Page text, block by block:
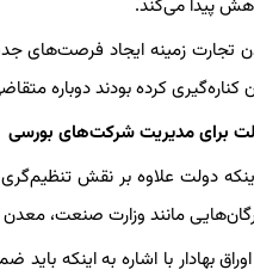
پیدا می‌کند.
تجارت زمینه ایجاد فرصت‌های
کناره‌گیری کرده بودند دوباره
برای مدیریت شرکت‌های بورسی
دولت علاوه بر نقش
مانند وزارت صنعت، معدن
بهادار با اشاره به اینکه